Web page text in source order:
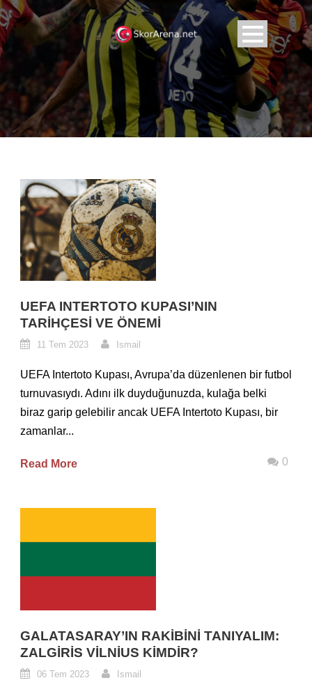
UEFA INTERTOTO KUPASI’NIN
TARIHÇESI VE ÖNEMI
11 Tem 2023 Ismail
UEFA Intertoto Kupası, Avrupa’da düzenlenen bir futbol
turnuvasıydı. Adını ilk duyduğunuzda, kulağa belki
biraz garip gelebilir ancak UEFA Intertoto Kupası, bir
zamanlar...
Read More 0
GALATASARAY’IN RAKIBINI TANIYALIM:
ZALGIRIS VILNIUS KIMDIR?
06 Tem 2023 Ismail